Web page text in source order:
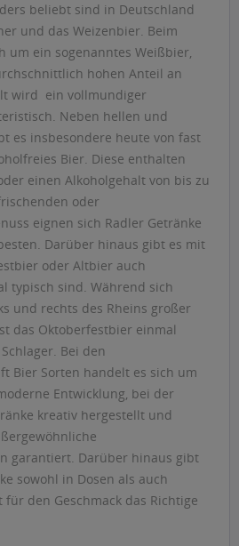
beliebt sind in Deutschland
und das Weizenbier. Beim
um ein sogenanntes Weißbier,
hohen Anteil an
wird  ein vollmundiger
Neben hellen und
es insbesondere heute von fast
Bier. Diese enthalten
einen Alkoholgehalt von bis zu
oder
eignen sich Radler Getränke
Darüber hinaus gibt es mit
oder Altbier auch
typisch sind. Während sich
und rechts des Rheins großer
das Oktoberfestbier einmal
Bei den
Bier Sorten handelt es sich um
Entwicklung, bei der
kreativ hergestellt und
garantiert. Darüber hinaus gibt
sowohl in Dosen als auch
für den Geschmack das Richtige